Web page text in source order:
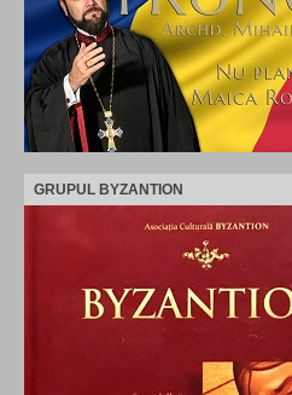
GRUPUL BYZANTION